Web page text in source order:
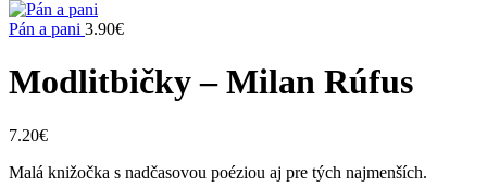
Pán a pani 3.90€
Modlitbičky – Milan Rúfus
7.20€
Malá knižočka s nadčasovou poéziou aj pre tých najmenších.